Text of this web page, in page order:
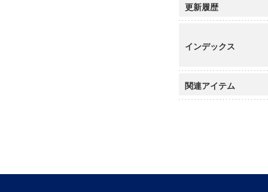
更新履歴
インデックス
関連アイテム